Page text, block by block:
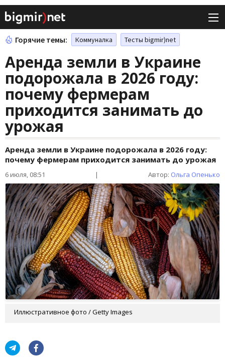
Горячие темы: Коммуналка Тесты bigmir)net
Аренда земли в Украине
подорожала в 2026 году:
почему фермерам
приходится занимать до
урожая
Аренда земли в Украине подорожала в 2026 году:
почему фермерам приходится занимать до урожая
6 июля, 08:51 | Автор: Ольга Опенько
Иллюстративное фото / Getty Images